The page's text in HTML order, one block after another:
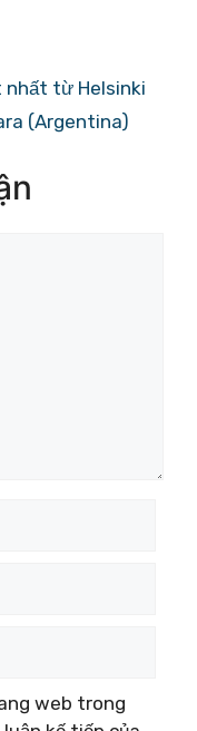
nhất từ ​​Helsinki
(Argentina)
web trong